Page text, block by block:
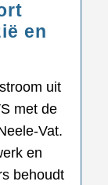
en
uit
met de
Vat.
en
behoudt